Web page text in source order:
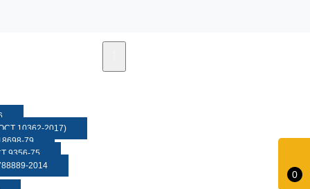
0
10362-2017)
79
9356-75
2014